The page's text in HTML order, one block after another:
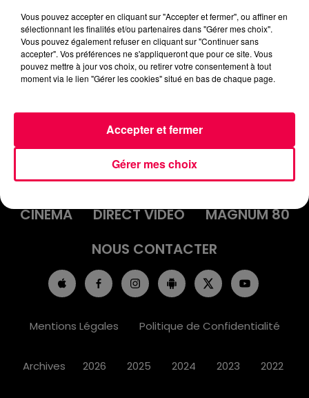
ACCUEIL INFOS
EMISSIONS
AGENDA
JEUX
PODCASTS
CINÉMA
DIRECT VIDÉO
MAGNUM 80
NOUS CONTACTER
Mentions Légales Politique de Confidentialité
Archives 2026 2025 2024 2023 2022
Vous pouvez accepter en cliquant sur "Accepter et fermer", ou affiner en
sélectionnant les finalités et/ou partenaires dans "Gérer mes choix".
Vous pouvez également refuser en cliquant sur "Continuer sans
accepter". Vos préférences ne s'appliqueront que pour ce site. Vous
pouvez mettre à jour vos choix, ou retirer votre consentement à tout
moment via le lien "Gérer les cookies" situé en bas de chaque page.
Gérer mes choix
Accepter et fermer